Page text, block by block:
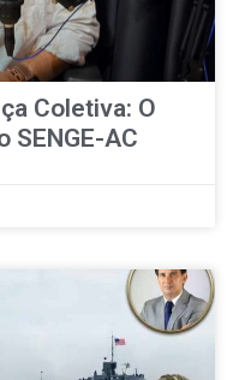
Coletiva: O
SENGE-AC